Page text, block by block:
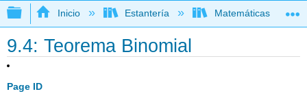
Expandir/contraer jerarquía global
Inicio Estantería Matemáticas
9.4: Teorema Binomial
Page ID